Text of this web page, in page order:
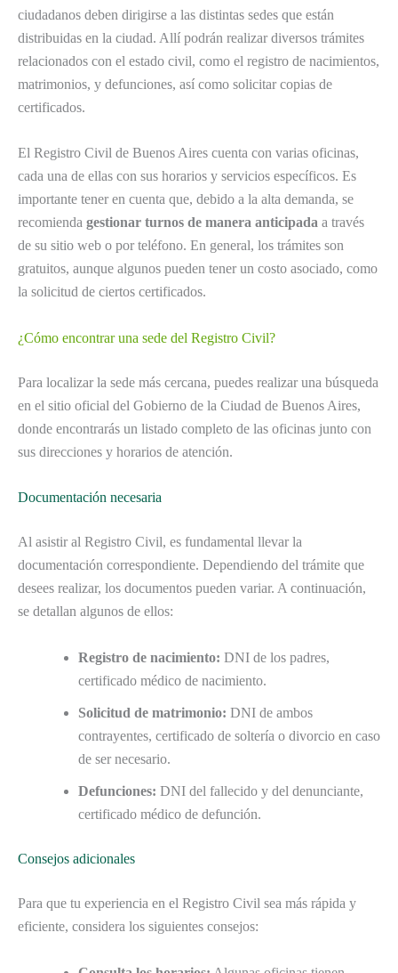
ciudadanos deben dirigirse a las distintas sedes que están
distribuidas en la ciudad. Allí podrán realizar diversos trámites
relacionados con el estado civil, como el registro de nacimientos,
matrimonios, y defunciones, así como solicitar copias de
certificados.
El Registro Civil de Buenos Aires cuenta con varias oficinas,
cada una de ellas con sus horarios y servicios específicos. Es
importante tener en cuenta que, debido a la alta demanda, se
recomienda gestionar turnos de manera anticipada a través
de su sitio web o por teléfono. En general, los trámites son
gratuitos, aunque algunos pueden tener un costo asociado, como
la solicitud de ciertos certificados.
¿Cómo encontrar una sede del Registro Civil?
Para localizar la sede más cercana, puedes realizar una búsqueda
en el sitio oficial del Gobierno de la Ciudad de Buenos Aires,
donde encontrarás un listado completo de las oficinas junto con
sus direcciones y horarios de atención.
Documentación necesaria
Al asistir al Registro Civil, es fundamental llevar la
documentación correspondiente. Dependiendo del trámite que
desees realizar, los documentos pueden variar. A continuación,
se detallan algunos de ellos:
Registro de nacimiento: DNI de los padres,
certificado médico de nacimiento.
Solicitud de matrimonio: DNI de ambos
contrayentes, certificado de soltería o divorcio en caso
de ser necesario.
Defunciones: DNI del fallecido y del denunciante,
certificado médico de defunción.
Consejos adicionales
Para que tu experiencia en el Registro Civil sea más rápida y
eficiente, considera los siguientes consejos: